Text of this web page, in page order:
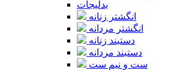
بدلیجات
انگشتر زنانه
انگشتر مردانه
دستبند زنانه
دستبند مردانه
ست و نیم ست